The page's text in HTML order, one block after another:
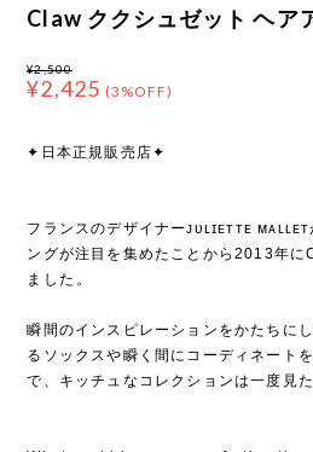
Claw ククシュゼット ヘア
¥2,500
¥2,425 (3%OFF)
✦日本正規販売店✦
フランスのデザイナーᴊᴜʟɪᴇᴛᴛᴇ
ングが注目を集めたことから2013年
ました⁡。
瞬間のインスピレーションをかたちに
るソックスや瞬く間にコーディネート
で、キッチュなコレクションは一度見